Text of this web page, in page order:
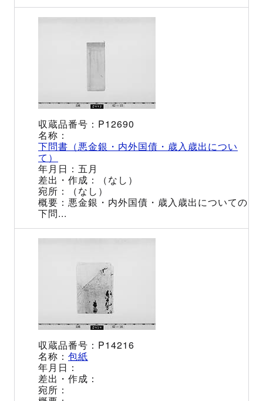
P12690
下問書（悪金銀・内外国債・歳入歳出につい
て）
五月
（なし）
（なし）
悪金銀・内外国債・歳入歳出についての
下問...
P14216
包紙